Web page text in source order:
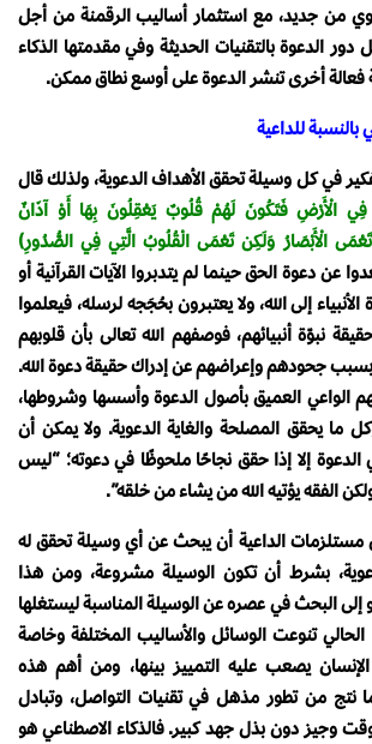
من جديد، مع استثمار أساليب الرقمنة من أجل
دور الدعوة بالتقنيات الحديثة وفي مقدمتها الذكاء
فعالة أخرى تنشر الدعوة على أوسع نطاق ممكن.
بالنسبة للداعية
في كل وسيلة تحقق الأهداف الدعوية، ولذلك قال
فِي الْأَرْضِ فَتَكُونَ لَهُمْ قُلُوبٌ يَعْقِلُونَ بِهَا أَوْ آذَانٌ
الْأَبْصَارُ وَلَكِن تَعْمَى الْقُلُوبُ الَّتِي فِي الصُّدُورِ)
ابتعدوا عن دعوة الحق حينما لم يتدبروا الآيات القرآنية أو
إلى الله، ولا يعتبرون بحُجَجه لرسله، فيعلموا
نبوّة أنبيائهم، فوصفهم الله تعالى بأن قلوبهم
جحودهم وإعراضهم عن إدراك حقيقة دعوة الله.
الواعي العميق بأصول الدعوة وأسسها وشروطها،
ما يحقق المصلحة والغاية الدعوية. ولا يمكن أن
الدعوة إلا إذا حقق نجاحًا ملحوظًا في دعوته؛ “ليس
الفقه يؤتيه الله من يشاء من خلقه”.
الداعية أن يبحث عن أي وسيلة تحقق له
بشرط أن تكون الوسيلة مشروعة، ومن هذا
إلى البحث في عصره عن الوسيلة المناسبة ليستغلها
تنوعت الوسائل والأساليب المختلفة وخاصة
الإنسان يصعب عليه التمييز بينها، ومن أهم هذه
نتج من تطور مذهل في تقنيات التواصل، وتبادل
وقت وجيز دون بذل جهد كبير. فالذكاء الاصطناعي هو